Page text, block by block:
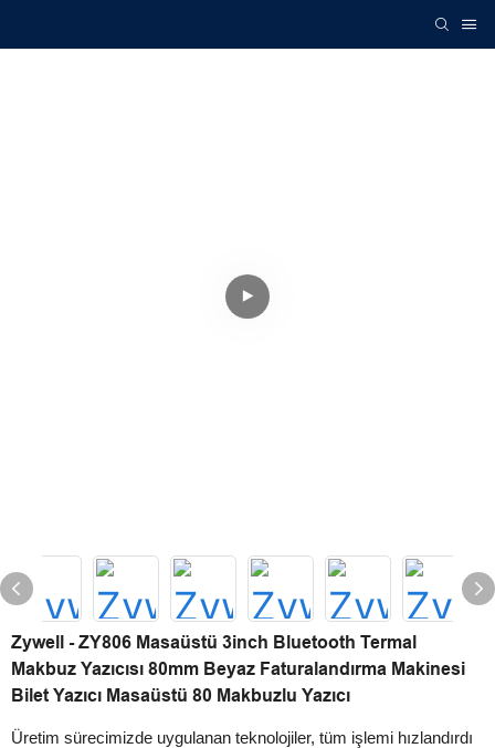
Zywell - ZY806 Masaüstü 3inch Bluetooth Termal
Makbuz Yazıcısı 80mm Beyaz Faturalandırma Makinesi
Bilet Yazıcı Masaüstü 80 Makbuzlu Yazıcı
Üretim sürecimizde uygulanan teknolojiler, tüm işlemi hızlandırdı